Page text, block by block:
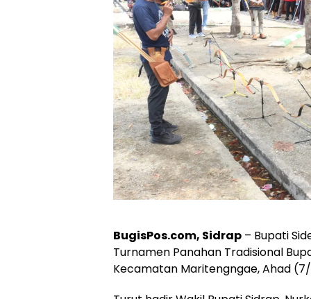
BugisPos.com, Sidrap – Bupati
Turnamen Panahan Tradisional
Kecamatan Maritengngae, Ahad